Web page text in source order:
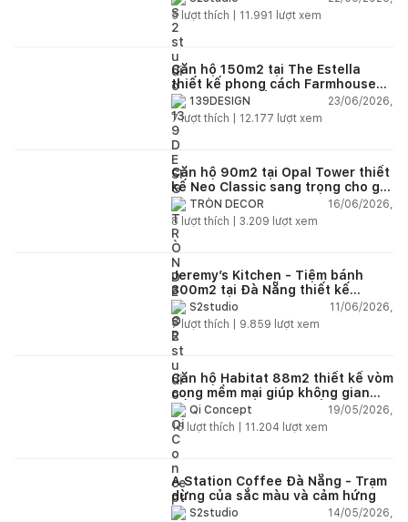
5 lượt thích | 11.991 lượt xem
Căn hộ 150m2 tại The Estella
thiết kế phong cách Farmhouse
thanh lịch và ấm áp
139DESIGN
23/06/2026,
7lượt thích | 12.177 lượt xem
Căn hộ 90m2 tại Opal Tower thiết
kế Neo Classic sang trọng cho gia
đình trẻ
TRÒN DECOR
16/06/2026,
8 lượt thích | 3.209 lượt xem
Jeremy’s Kitchen - Tiệm bánh
300m2 tại Đà Nẵng thiết kế
phong cách công nghiệp hiện đại
ngập tràn ánh sáng tự nhiên
S2studio
11/06/2026,
7lượt thích | 9.859 lượt xem
Căn hộ Habitat 88m2 thiết kế vòm
cong mềm mại giúp không gian
sống hiện đại trở nên ấm áp hơn
Qi Concept
19/05/2026,
15 lượt thích | 11.204 lượt xem
A Station Coffee Đà Nẵng - Trạm
dừng của sắc màu và cảm hứng
S2studio
14/05/2026,